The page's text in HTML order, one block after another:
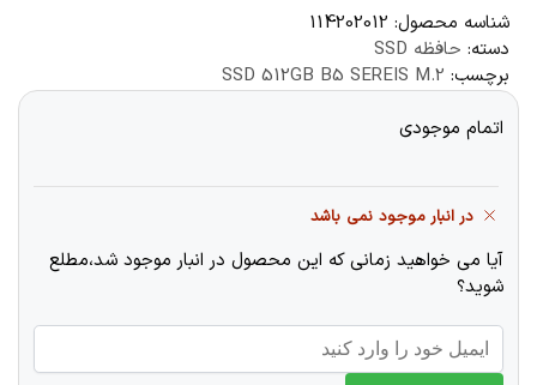
شناسه محصول: 114202012
دسته: حافظه SSD
برچسب: SSD 512GB B5 SEREIS M.2
اتمام موجودی
در انبار موجود نمی باشد
آیا می خواهید زمانی که این محصول در انبار موجود شد،مطلع
شوید؟